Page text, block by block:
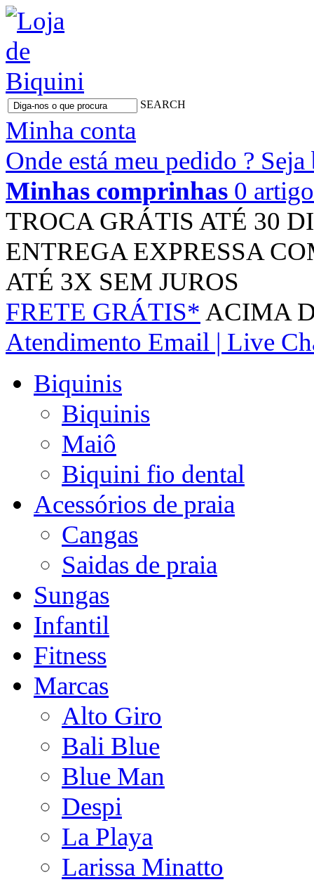
SEARCH
Minha conta
Onde está meu pedido ?
Minhas comprinhas 0
TROCA GRÁTIS ATÉ 30
ENTREGA EXPRESSA
ATÉ 3X SEM JUROS
FRETE GRÁTIS* ACIMA
Atendimento Email | Live
Biquinis
Biquinis
Maiô
Biquini fio dental
Acessórios de praia
Cangas
Saidas de praia
Sungas
Infantil
Fitness
Marcas
Alto Giro
Bali Blue
Blue Man
Despi
La Playa
Larissa Minatto